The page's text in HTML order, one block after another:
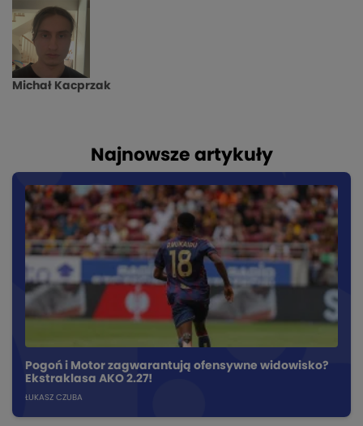
Michał Kacprzak
Najnowsze artykuły
Pogoń i Motor zagwarantują ofensywne widowisko?
Ekstraklasa AKO 2.27!
ŁUKASZ CZUBA